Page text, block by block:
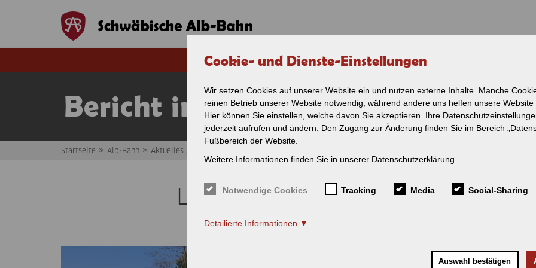
Cookie- und Dienste-Einstellungen
Wir setzen Cookies auf unserer Website ein und nutzen externe Inhalte. Manche
reinen Betrieb unserer Website notwendig, während andere uns helfen unsere
Hier können Sie einstellen, welche davon Sie akzeptieren. Ihre
jederzeit aufrufen und ändern. Den Zugang zur Änderung finden Sie im Bereich
Fußbereich der Website.
Weitere Informationen finden Sie in unserer Datenschutzerklärung.
Notwendige Cookies Tracking Media Social-Sharing
Detailierte Informationen
Auswahl bestätigen
VERKEHR
Ein-Blick-Fahrplan
2026
Fahrplan - Lokalbahn
Ist mein Zug
Schienenersatzverkehr
Service / Reisedienst
NOSTALGIE
Leistungen im
Ist mein Zug pünktlich?
Fahrt suchen
Tourismus rund um
Fahrradmitnahme
Bericht in der SWR-Landesschau
Startseite » Alb-Bahn » Aktuelles / News
Lokführer mit 53 - Quereinstieg